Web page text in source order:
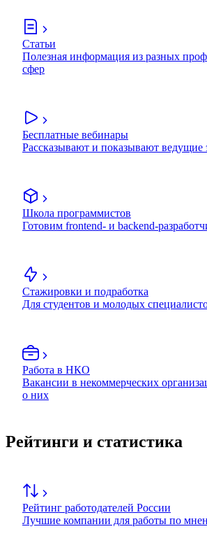
Статьи
Полезная информация из разных
сфер
Бесплатные вебинары
Рассказывают и показывают ведущие
Школа программистов
Готовим frontend- и backend-
Стажировки и подработка
Для студентов и молодых
Работа в НКО
Вакансии в некоммерческих
о них
Рейтинги и статистика
Рейтинг работодателей России
Лучшие компании для работы по